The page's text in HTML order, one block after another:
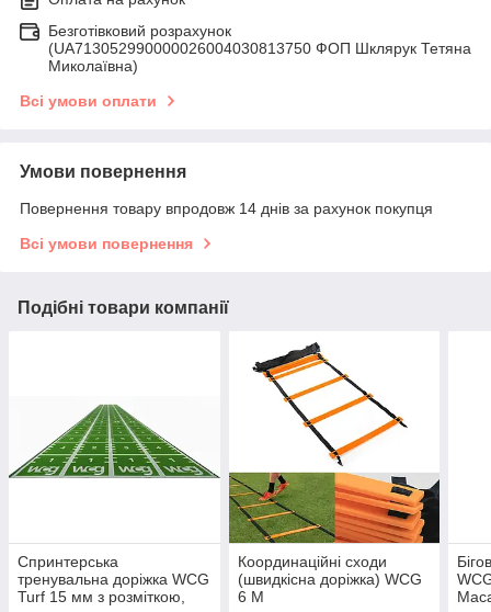
Безготівковий розрахунок
(UA713052990000026004030813750 ФОП Шклярук Тетяна
Миколаївна)
Всі умови оплати
Умови повернення
Повернення товару впродовж 14 днів за рахунок покупця
Всі умови повернення
Подібні товари компанії
Спринтерська
тренувальна доріжка WCG
Turf 15 мм з розміткою,
Координаційні сходи
(швидкісна доріжка) WCG
6 М